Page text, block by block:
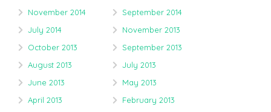
November 2014
September 2014
July 2014
November 2013
October 2013
September 2013
August 2013
July 2013
June 2013
May 2013
April 2013
February 2013